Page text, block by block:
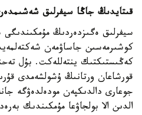
قىتايدىڭ جاڭا سيفرلىق
سيفرلىق ەگىزدەردىڭ مۇمكىندىگى
كوشىرمەسىن جاساۋمەن
كەڭىستىكتىك ينتەللەكت. بۇل
قورشاعان ورتانىڭ ۇشولشەمدى
جوعارى دالدىكپەن مودەلدەۋگە
الدىن الا بولجاۋعا مۇمكىندىك